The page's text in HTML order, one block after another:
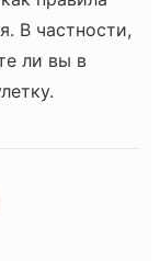
В частности,
ли вы в